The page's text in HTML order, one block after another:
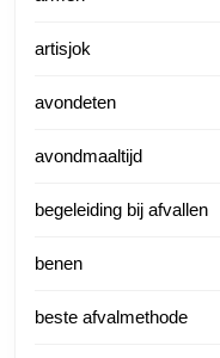
artisjok
avondeten
avondmaaltijd
begeleiding bij afvallen
benen
beste afvalmethode